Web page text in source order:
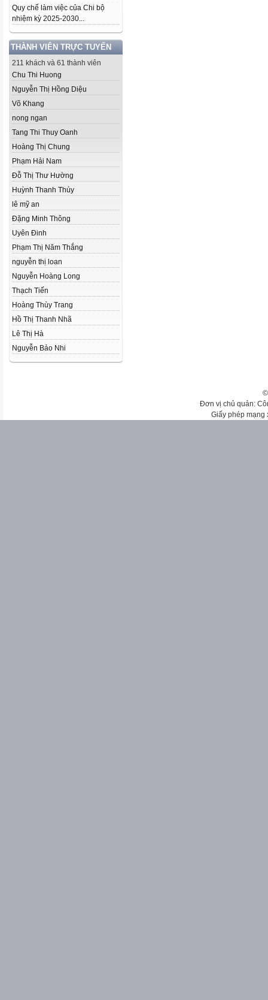
Quy chế làm việc của Chi bộ
nhiệm kỳ 2025-2030...
THÀNH VIÊN TRỰC TUYẾN
211 khách và 61 thành viên
Chu Thi Huong
Nguyễn Thị Hồng Diệu
Võ Khang
nong ngan
Tang Thi Thuy Oanh
Hoàng Thị Chung
Phạm Hải Nam
Đỗ Thị Thư Hường
Huỳnh Thanh Thúy
lê mỹ an
Đặng Minh Thông
Uyên Đinh
Phạm Thị Năm Thắng
nguyễn thị loan
Nguyễn Hoàng Long
Thạch Tiến
Hoàng Thùy Trang
Hồ Thị Thanh Nhã
Lê Thị Hà
Nguyễn Bảo Nhi
Đơn vị chủ quản:
Giấy phép mạng